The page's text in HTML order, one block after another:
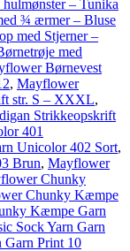
– Tunika
¾ ærmer – Bluse
med Stjerner –
med
Børnevest
, Mayflower
str. S – XXXL,
Strikkeopskrift
401
Unicolor 402 Sort,
Brun, Mayflower
Chunky
Chunky Kæmpe
Kæmpe Garn
Sock Yarn Garn
Garn Print 10